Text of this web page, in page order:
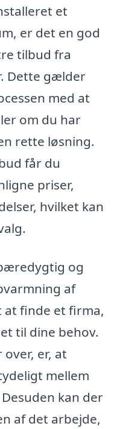
et
er det en god
tilbud fra
Dette gælder
med at
om du har
rette løsning.
får du
priser,
hvilket kan
og
af
at finde et firma,
til dine behov.
er, at
mellem
kan der
af det arbejde,